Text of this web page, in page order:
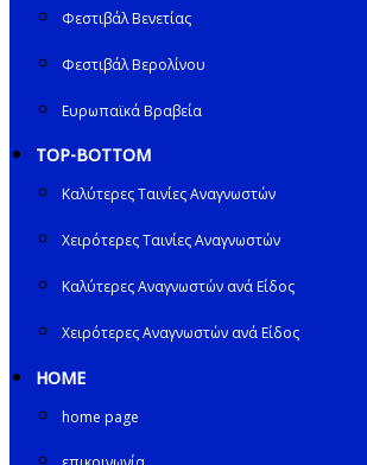
Φεστιβάλ Βενετίας
Φεστιβάλ Βερολίνου
Ευρωπαϊκά Βραβεία
TOP-BOTTOM
Καλύτερες Ταινίες Αναγνωστών
Χειρότερες Ταινίες Αναγνωστών
Καλύτερες Αναγνωστών ανά Είδος
Χειρότερες Αναγνωστών ανά Είδος
HOME
home page